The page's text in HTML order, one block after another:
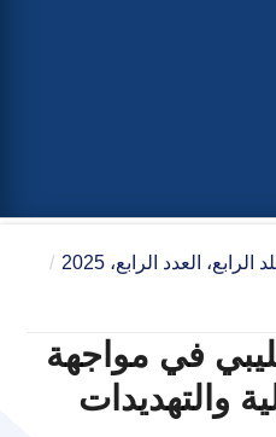
الرابع، العدد الرابع، 2025
/
في مواجهة
والتهديدات